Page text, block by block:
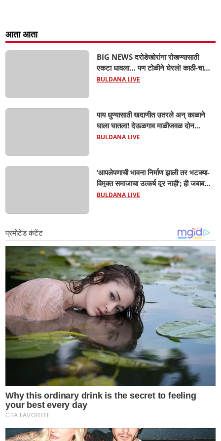
आता आता
BIG NEWS दरोडेखोरांना रोखण्यासाठी
एकटा धावला… पण टोळीने घेरलं! काठी-चाकूचे
सपासप वार; ५२ वर्षीय शेतकऱ्याचा दुर्दैवी अंत!
BULDANA LIVE
पाय धुण्यासाठी खदाणीत उतरले अन् काळाने
घाला घातला! देऊळगाव माळीजवळ दोन
चिमुकल्यांचा बुडून दुर्दैवी मृत्यू; कोराडी प्रकल्प
BULDANA LIVE
‘आपलेपणाची भावना निर्माण झाली तर भटक्या-
विमुक्त समाजाचा उत्कर्ष दूर नाही’; ही जबाबदारी
केवळ सरकारची नाही,आपल्या सर्वांची !
BULDANA LIVE